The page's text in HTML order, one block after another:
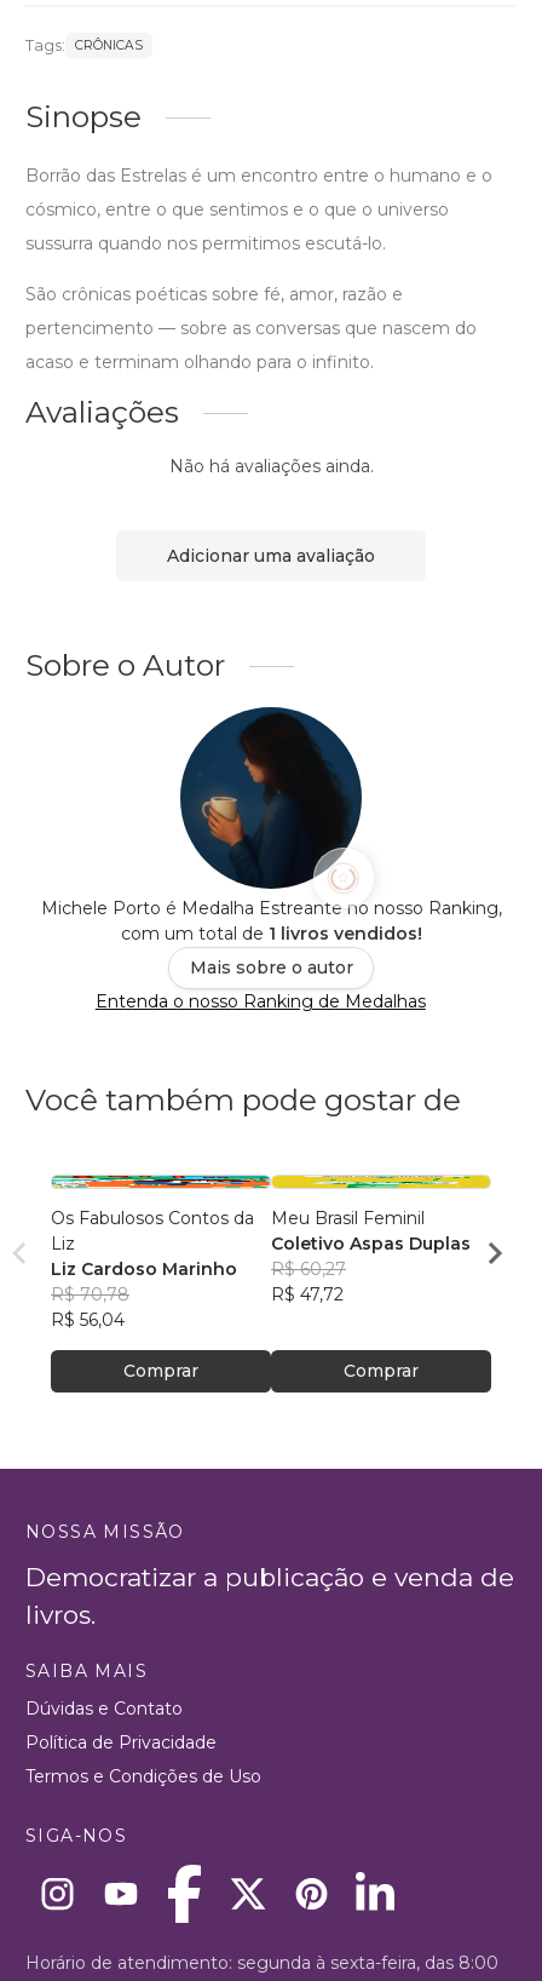
Tags: CRÔNICAS
Sinopse
Borrão das Estrelas é um encontro entre o humano e o
cósmico, entre o que sentimos e o que o universo
sussurra quando nos permitimos escutá-lo.
São crônicas poéticas sobre fé, amor, razão e
pertencimento — sobre as conversas que nascem do
acaso e terminam olhando para o infinito.
Avaliações
Não há avaliações ainda.
Adicionar uma avaliação
Sobre o Autor
Michele Porto é Medalha Estreante no nosso Ranking,
com um total de 1 livros vendidos!
Mais sobre o autor
Entenda o nosso Ranking de Medalhas
Você também pode gostar de
Os Fabulosos Contos da
Liz
Liz Cardoso Marinho
R$ 70,78
R$ 56,04
Comprar
Meu Brasil Feminil
Coletivo Aspas Duplas
R$ 60,27
R$ 47,72
Comprar
NOSSA MISSÃO
Democratizar a publicação e venda de
livros.
SAIBA MAIS
Dúvidas e Contato
Política de Privacidade
Termos e Condições de Uso
SIGA-NOS
Horário de atendimento: segunda à sexta-feira, das 8:00